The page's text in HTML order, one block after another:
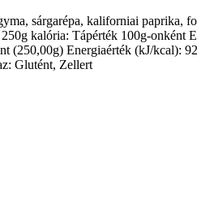
sárgarépa, kaliforniai
kalória: Tápérték 100g-
Energiaérték (kJ/kcal):
Glutént, Zellert